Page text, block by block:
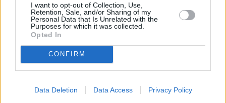
I want to opt-out of Collection, Use,
Retention, Sale, and/or Sharing of my
Personal Data that Is Unrelated with the
Purposes for which it was collected.
Opted In
CONFIRM
Data Deletion Data Access Privacy Policy
Muchachito
Bombo Infierno
y el festival La
Tiñosa & Más
llenarán de
música Puerto
del Carmen este
fin de semana
varones por